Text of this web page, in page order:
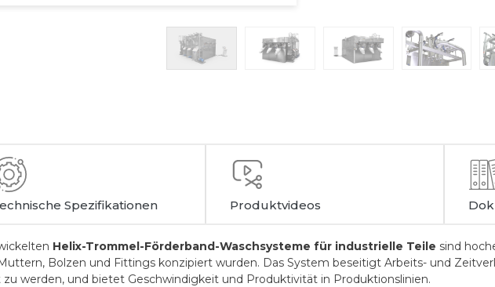
Spezifikationen Produktvideos
Helix-Trommel-Förderband-Waschsysteme für industrielle Teile sind
Bolzen und Fittings konzipiert wurden. Das System beseitigt Arbeits- und
werden, und bietet Geschwindigkeit und Produktivität in Produktionslinien.